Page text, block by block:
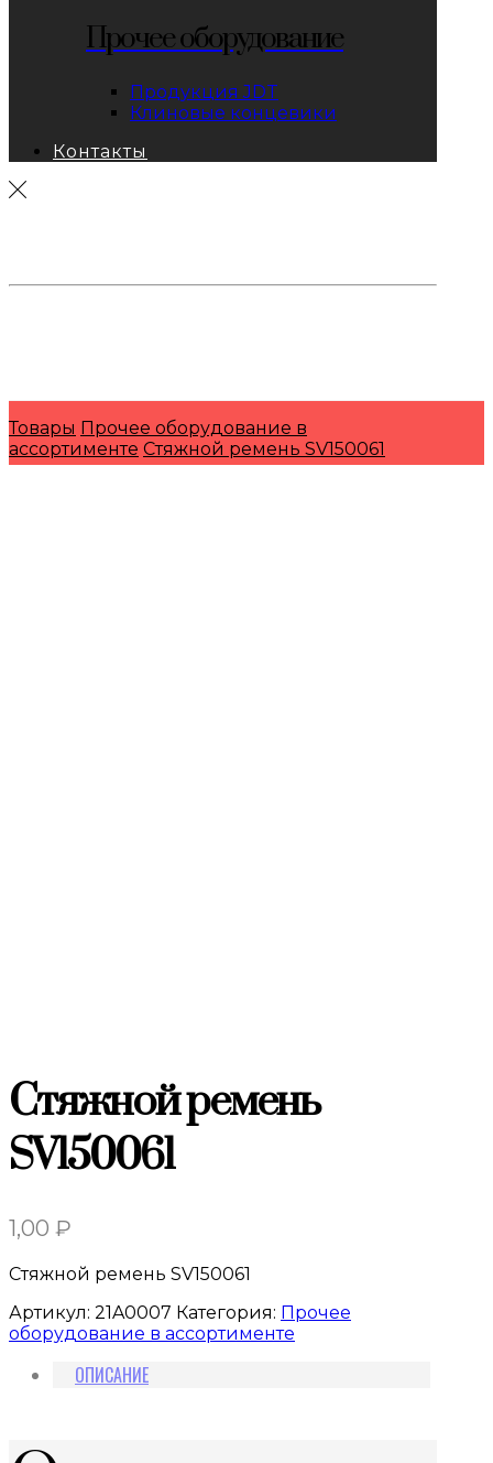
Прочее оборудование
Продукция JDT
Клиновые концевики
Контакты
Товары Прочее оборудование в
ассортименте Стяжной ремень SV150061
Стяжной ремень
SV150061
1,00 ₽
Стяжной ремень SV150061
Артикул: 21A0007 Категория: Прочее
оборудование в ассортименте
ОПИСАНИЕ